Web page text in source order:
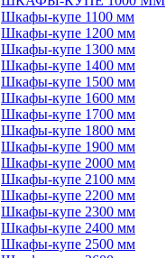
Шкафы-купе 1100 мм
Шкафы-купе 1200 мм
Шкафы-купе 1300 мм
Шкафы-купе 1400 мм
Шкафы-купе 1500 мм
Шкафы-купе 1600 мм
Шкафы-купе 1700 мм
Шкафы-купе 1800 мм
Шкафы-купе 1900 мм
Шкафы-купе 2000 мм
Шкафы-купе 2100 мм
Шкафы-купе 2200 мм
Шкафы-купе 2300 мм
Шкафы-купе 2400 мм
Шкафы-купе 2500 мм